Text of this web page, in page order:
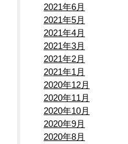
2021年6月
2021年5月
2021年4月
2021年3月
2021年2月
2021年1月
2020年12月
2020年11月
2020年10月
2020年9月
2020年8月